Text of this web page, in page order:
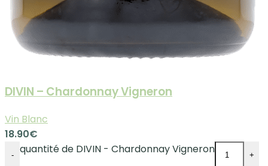
DIVIN – Chardonnay Vigneron
Vin Blanc
18.90€
- quantité de DIVIN - Chardonnay Vigneron +